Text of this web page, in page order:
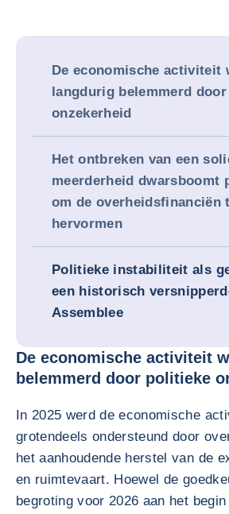
De economische activiteit
langdurig belemmerd
onzekerheid
Het ontbreken van een
meerderheid dwarsboomt
om de overheidsfinanciën
hervormen
Politieke instabiliteit als
een historisch
Assemblee
De economische activiteit
belemmerd door politieke
In 2025 werd de economische
grotendeels ondersteund door
het aanhoudende herstel van de
en ruimtevaart. Hoewel de
begroting voor 2026 aan het